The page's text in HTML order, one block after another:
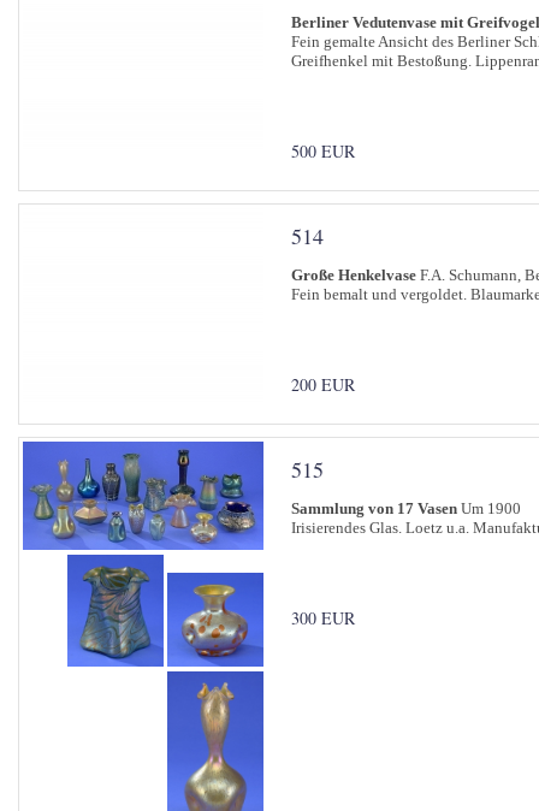
Berliner Vedutenvase mit
Fein gemalte Ansicht des Berliner
Greifhenkel mit Bestoßung.
500 EUR
514
Große Henkelvase F.A. Schumann,
Fein bemalt und vergoldet.
200 EUR
515
Sammlung von 17 Vasen Um 1900
Irisierendes Glas. Loetz u.a.
300 EUR